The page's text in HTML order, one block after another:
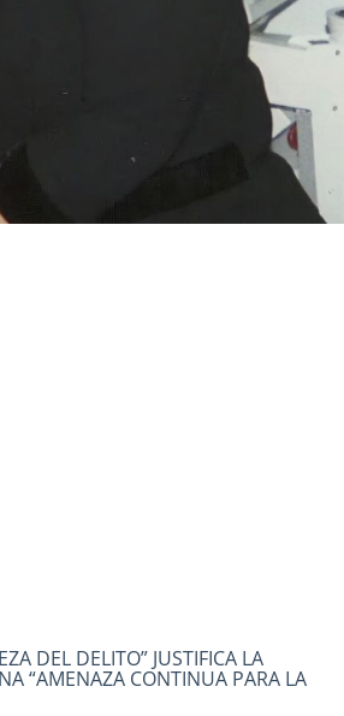
DEL DELITO” JUSTIFICA LA
“AMENAZA CONTINUA PARA LA